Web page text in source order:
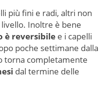
più fini e radi, altri non
Inoltre è bene
è reversibile e i capelli
poche settimane dalla
torna completamente
dal termine delle